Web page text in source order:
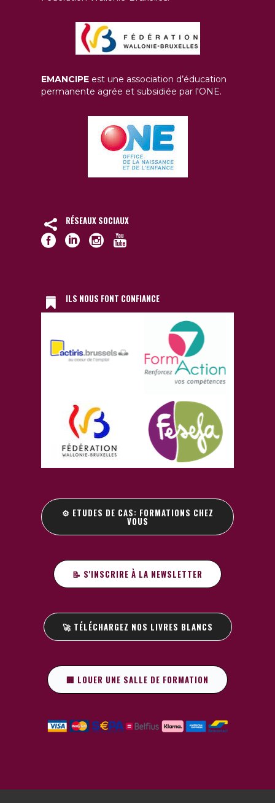
EMANCIPE est une association d’éducation
permanente agrée et subsidiée par l'ONE.
RÉSEAUX SOCIAUX
ILS NOUS FONT CONFIANCE
⚙️ ETUDES DE CAS: FORMATIONS CHEZ
VOUS
📝 S'INSCRIRE À LA NEWSLETTER
🚀 TÉLÉCHARGEZ NOS LIVRES BLANCS
🏢 LOUER UNE SALLE DE FORMATION